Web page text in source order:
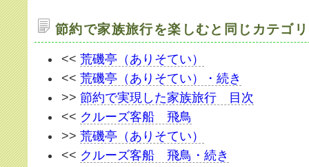
節約で家族旅行を楽しむと同じカテゴ
<< 荒磯亭（ありそてい）
<< 荒磯亭（ありそてい）・続き
>> 節約で実現した家族旅行 目次
<< クルーズ客船 飛鳥
>> 荒磯亭（ありそてい）
<< クルーズ客船 飛鳥・続き